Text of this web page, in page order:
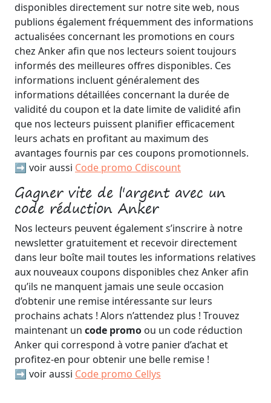
disponibles directement sur notre site web, nous
publions également fréquemment des informations
actualisées concernant les promotions en cours
chez Anker afin que nos lecteurs soient toujours
informés des meilleures offres disponibles. Ces
informations incluent généralement des
informations détaillées concernant la durée de
validité du coupon et la date limite de validité afin
que nos lecteurs puissent planifier efficacement
leurs achats en profitant au maximum des
avantages fournis par ces coupons promotionnels.
➡️ voir aussi Code promo Cdiscount
Gagner vite de l'argent avec un
code réduction Anker
Nos lecteurs peuvent également s’inscrire à notre
newsletter gratuitement et recevoir directement
dans leur boîte mail toutes les informations relatives
aux nouveaux coupons disponibles chez Anker afin
qu’ils ne manquent jamais une seule occasion
d’obtenir une remise intéressante sur leurs
prochains achats ! Alors n’attendez plus ! Trouvez
maintenant un code promo ou un code réduction
Anker qui correspond à votre panier d’achat et
profitez-en pour obtenir une belle remise !
➡️ voir aussi Code promo Cellys